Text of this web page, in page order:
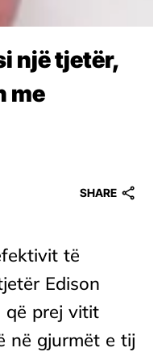
një tjetër,
me
SHARE
të
Edison
që prej vitit
në gjurmët e tij